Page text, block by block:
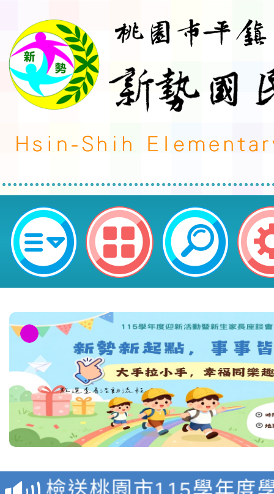
轉知中原大學辦理「113學年度第
學分專班（隨班附讀）」招生資訊
區新勢國民小學
淨零綠領人才培育課程
檢送桃園市115學年度